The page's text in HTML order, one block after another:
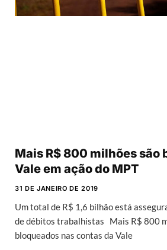
Mais R$ 800 milhões são
Vale em ação do MPT
31 DE JANEIRO DE 2019
Um total de R$ 1,6 bilhão está
de débitos trabalhistas Mais R$ 800
bloqueados nas contas da Vale